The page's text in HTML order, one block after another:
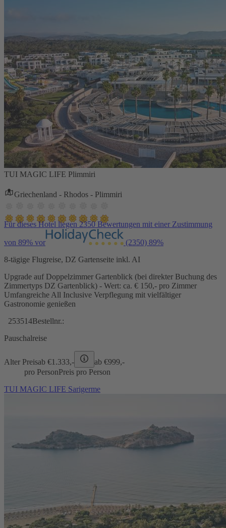
TUI MAGIC LIFE Plimmiri
Griechenland - Rhodos - Plimmiri
Für dieses Hotel liegen 2350 Bewertungen mit einer Zustimmung
von 89% vor (2350) 89%
8-tägige Flugreise, DZ Gartenseite inkl. AI
Upgrade auf Doppelzimmer Gartenblick (bei direkter Buchung des
Zimmertyps DZ Gartenblick) - Wert: ca. € 150,- pro Zimmer
Umfangreiche All Inclusive Verpflegung mit vielfältiger
Gastronomie genießen
253514Bestellnr.:
Pauschalreise
Alter Preisab €1.333,- ab €999,-
pro PersonPreis pro Person
TUI MAGIC LIFE Sarigerme